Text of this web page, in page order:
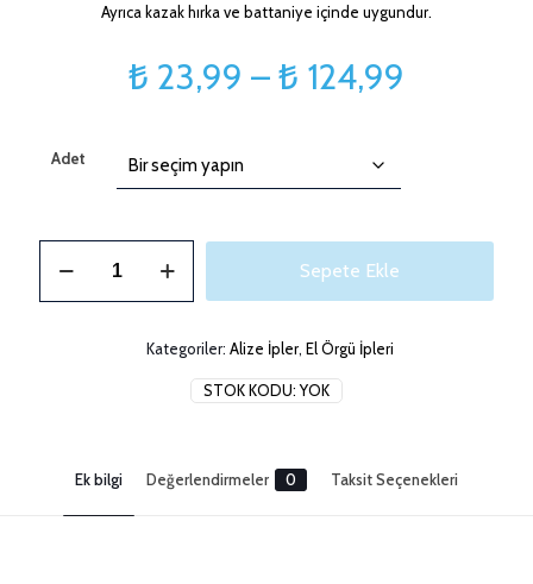
Ayrıca kazak hırka ve battaniye içinde uygundur.
₺ 23,99 –₺ 124,99
Adet
Superlana
Sepete Ekle
STOK KODU:YOK
Kategoriler: Alize İpler, El Örgü İpleri
Ek bilgi Değerlendirmeler 0 Taksit Seçenekleri